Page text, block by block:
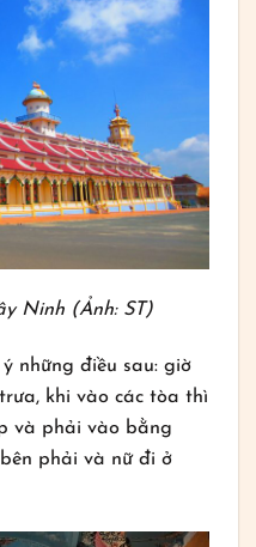
Ninh (Ảnh: ST)
những điều sau: giờ
khi vào các tòa thì
và phải vào bằng
phải và nữ đi ở